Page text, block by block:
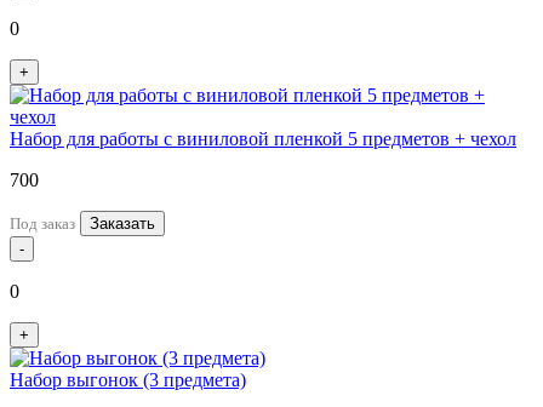
0
+
Набор для работы с виниловой пленкой 5 предметов + чехол
700
Под заказ
Заказать
-
0
+
Набор выгонок (3 предмета)